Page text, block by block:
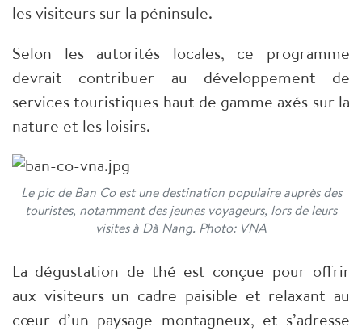
les visiteurs sur la péninsule.
Selon les autorités locales, ce programme
devrait contribuer au développement de
services touristiques haut de gamme axés sur la
nature et les loisirs.
Le pic de Ban Co est une destination populaire auprès des
touristes, notamment des jeunes voyageurs, lors de leurs
visites à Dà Nang. Photo: VNA
La dégustation de thé est conçue pour offrir
aux visiteurs un cadre paisible et relaxant au
cœur d’un paysage montagneux, et s’adresse